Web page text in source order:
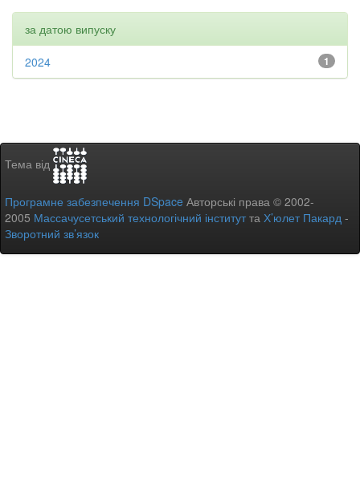
за датою випуску
1
2024
Тема від
Програмне забезпечення DSpace Авторські права © 2002-
2005 Массачусетський технологічний інститутта Х’юлет Пакард -
Зворотний зв’язок